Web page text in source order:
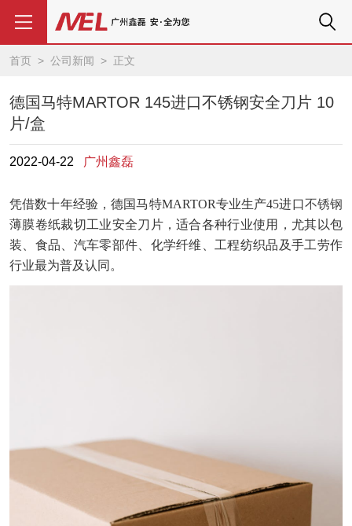
首页 > 公司新闻 > 正文
德国马特MARTOR 145进口不锈钢安全刀片 10
片/盒
2022-04-22 广州鑫磊
凭借数十年经验，德国马特MARTOR专业生产45进口不锈钢
薄膜卷纸裁切工业安全刀片，适合各种行业使用，尤其以包
装、食品、汽车零部件、化学纤维、工程纺织品及手工劳作
行业最为普及认同。